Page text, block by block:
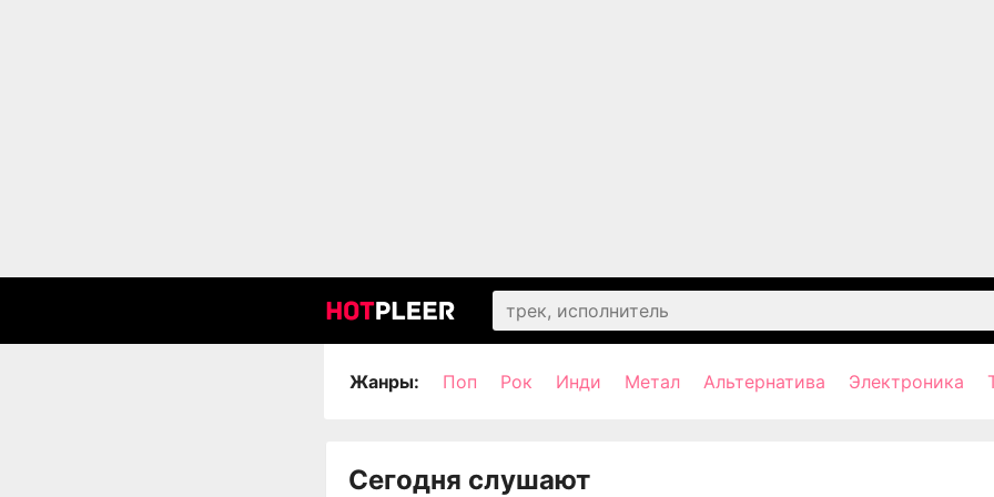
Жанры: Поп Рок Инди Метал Альтернатива Электроника
Сегодня слушают